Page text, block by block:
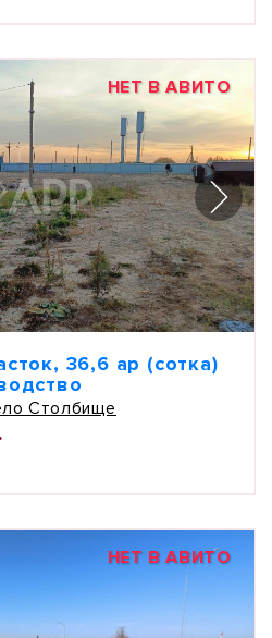
НЕТ В АВИТО
36,6 ар (сотка)
Столбище
НЕТ В АВИТО